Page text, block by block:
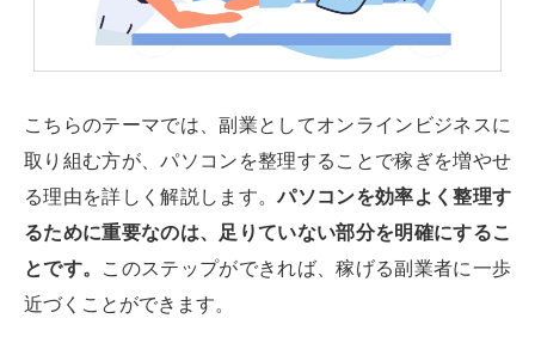
こちらのテーマでは、副業としてオンラインビジネスに
取り組む方が、パソコンを整理することで稼ぎを増やせ
る理由を詳しく解説します。パソコンを効率よく整理す
るために重要なのは、足りていない部分を明確にするこ
とです。 このステップができれば、稼げる副業者に一歩
近づくことができます。